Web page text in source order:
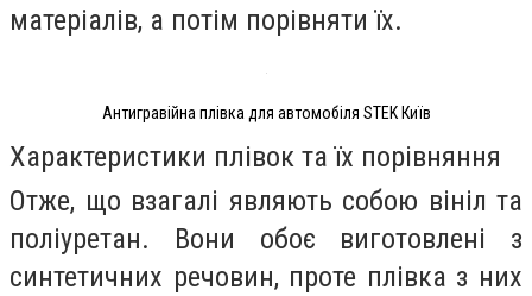
матеріалів, а потім порівняти їх.
Антигравійна плівка для автомобіля STEK Київ
Характеристики плівок та їх порівняння
Отже, що взагалі являють собою вініл та
поліуретан. Вони обоє виготовлені з
синтетичних речовин, проте плівка з них